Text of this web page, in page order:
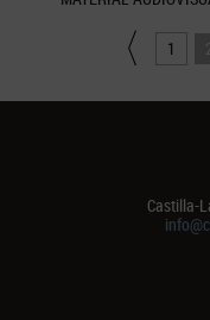
1
Castilla-